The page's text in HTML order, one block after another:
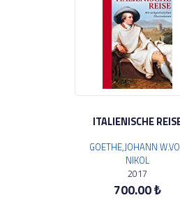
ITALIENISCHE
GOETHE,JOHANN
NIKOL
2017
700.00 ₺